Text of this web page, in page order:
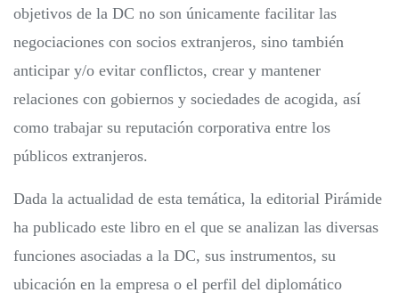
objetivos de la DC no son únicamente facilitar las
negociaciones con socios extranjeros, sino también
anticipar y/o evitar conflictos, crear y mantener
relaciones con gobiernos y sociedades de acogida, así
como trabajar su reputación corporativa entre los
públicos extranjeros.
Dada la actualidad de esta temática, la editorial Pirámide
ha publicado este libro en el que se analizan las diversas
funciones asociadas a la DC, sus instrumentos, su
ubicación en la empresa o el perfil del diplomático